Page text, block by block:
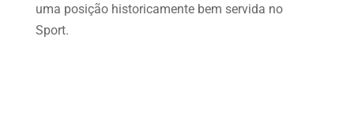
uma posição historicamente bem servida no
Sport.